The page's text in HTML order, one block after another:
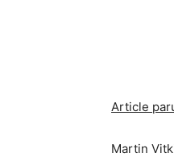
Article
Martin